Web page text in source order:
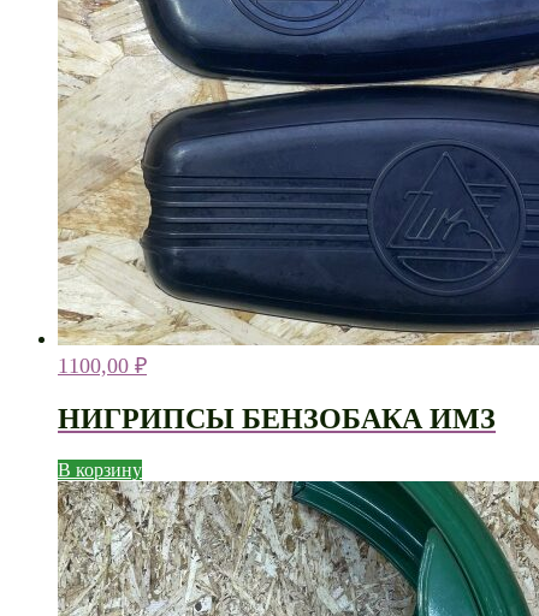
1100,00 ₽
НИГРИПСЫ БЕНЗОБАКА ИМЗ
В корзину